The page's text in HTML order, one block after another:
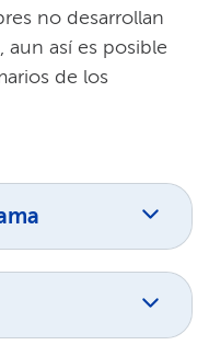
no desarrollan
así es posible
de los